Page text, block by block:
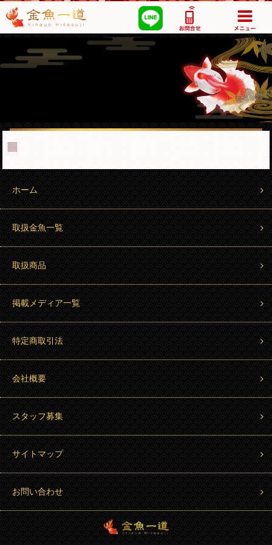
ホーム
取扱金魚一覧
取扱商品
掲載メディア一覧
特定商取引法
会社概要
スタッフ募集
サイトマップ
お問い合わせ